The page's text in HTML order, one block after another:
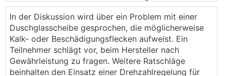
mehr sauber. optisch schaut es nach kalkflecken aus
(so wie eingetrocknete wassertropfen), aber
nachdem ich wirklich schon alle möglichen - und
unmöglichen - reiniger probiert habe, gehe ich von
glaskorrosion aus.
bin jetzt probehalber mal mit einer glaspolitur von
In der Diskussion wird über ein Problem mit einer
Duschglasscheibe gesprochen, die möglicherweise
Kalk- oder Beschädigungsflecken aufweist. Ein
Teilnehmer schlägt vor, beim Hersteller nach
Gewährleistung zu fragen. Weitere Ratschläge
beinhalten den Einsatz einer Drehzahlregelung für